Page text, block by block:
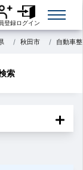
登録ログイン
秋田市 自動車
索